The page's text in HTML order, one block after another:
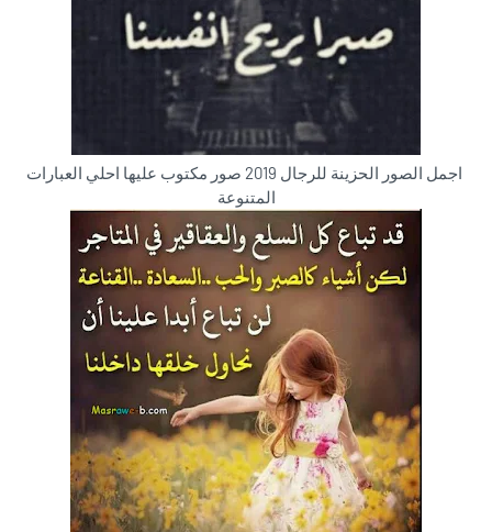
اجمل الصور الحزينة للرجال 2019 صور مكتوب عليها احلي العبارات
المتنوعة